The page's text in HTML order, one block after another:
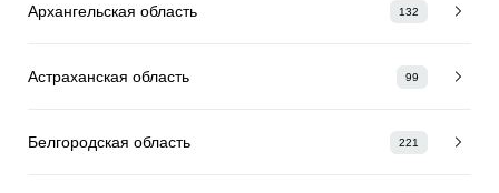
Архангельская область 132
Астраханская область 99
Белгородская область 221